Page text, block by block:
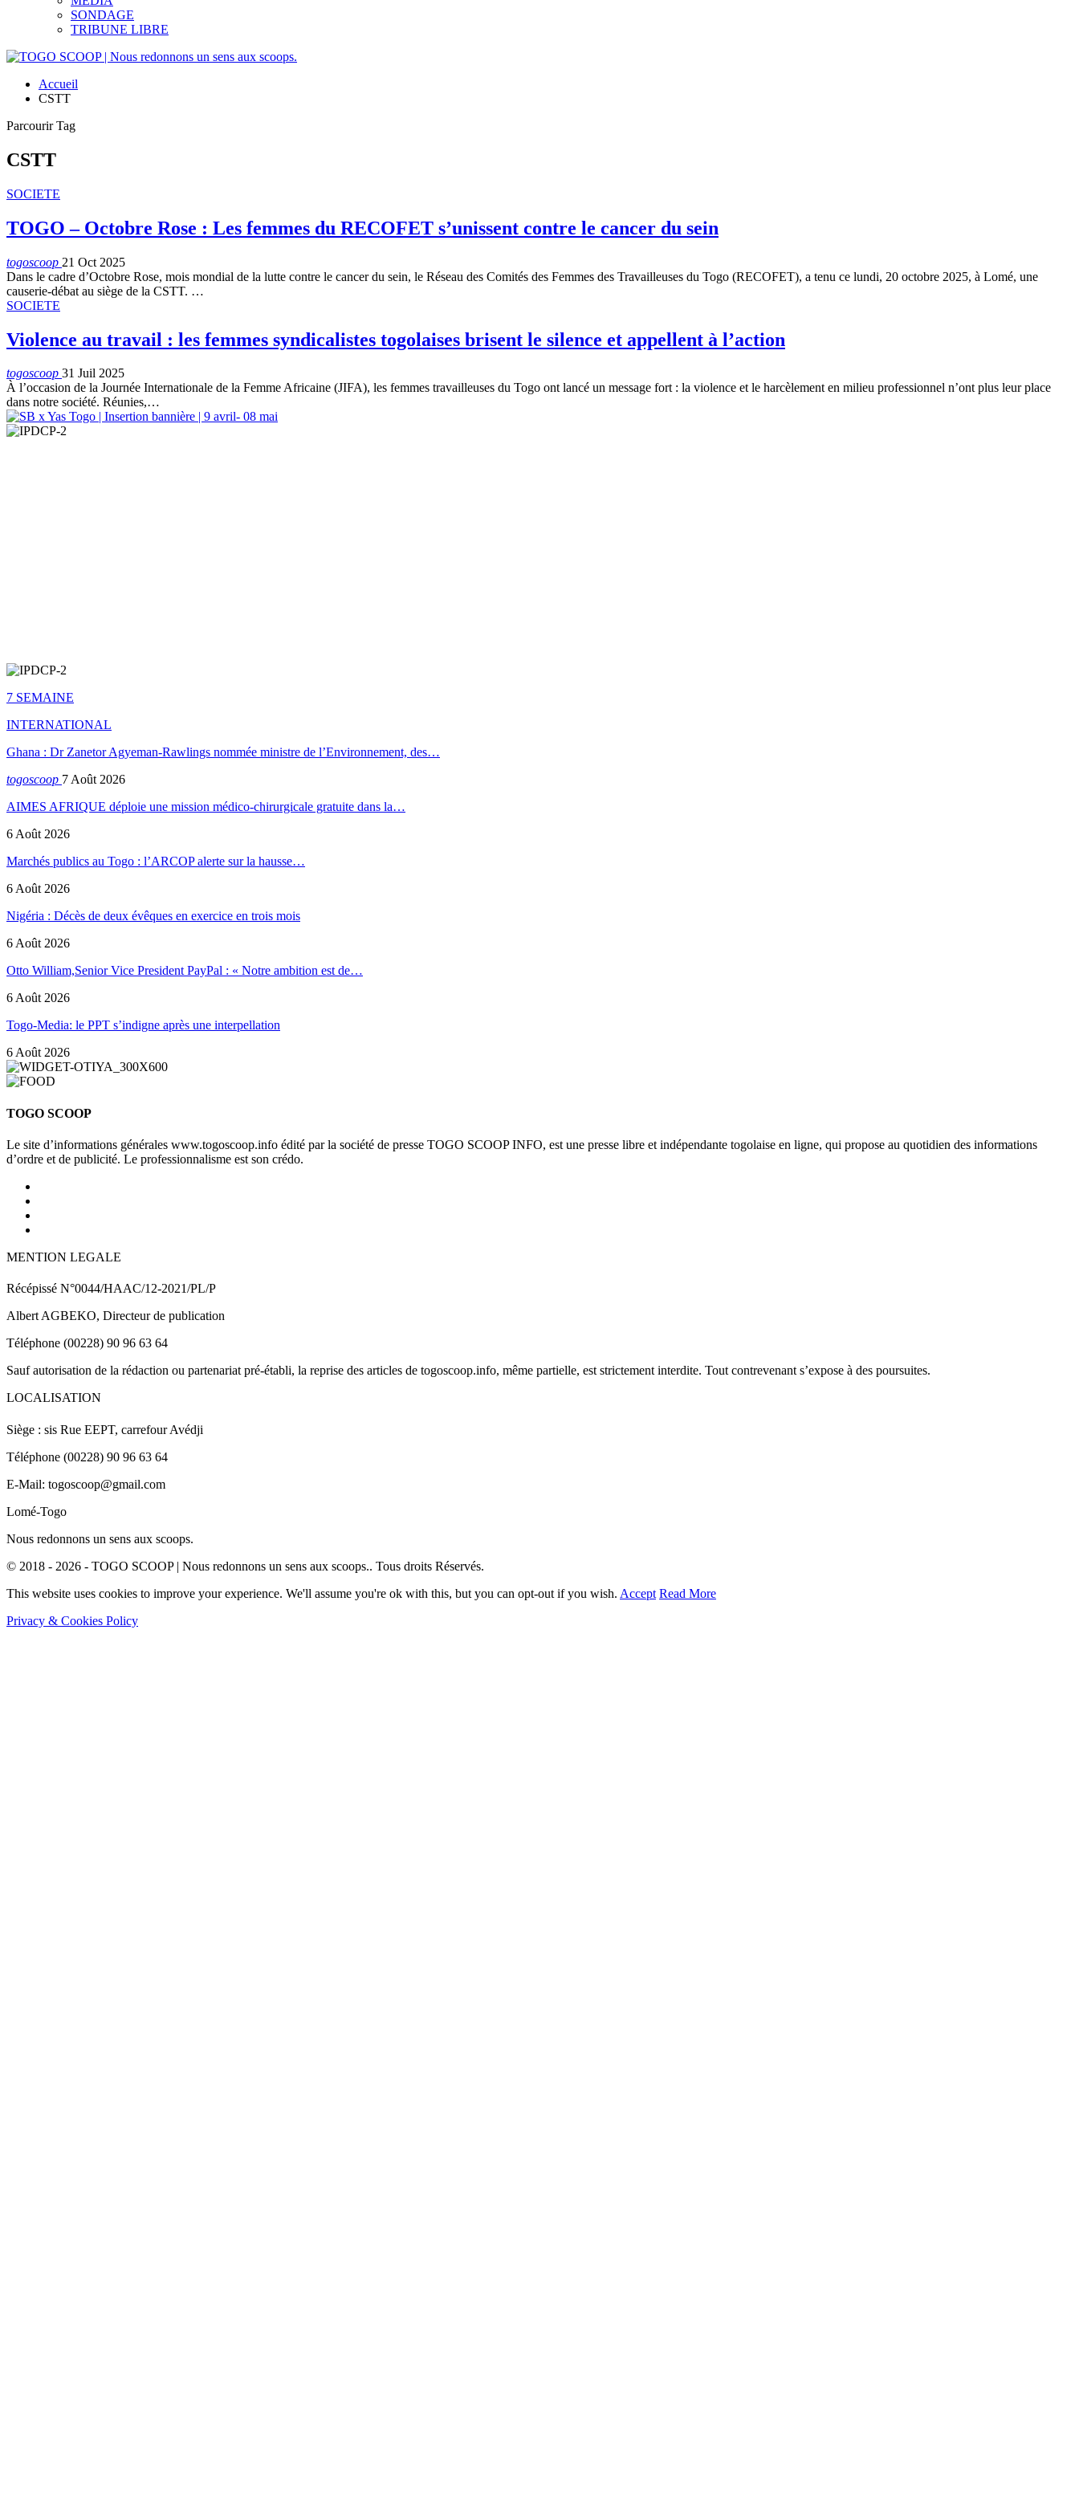
SONDAGE
TRIBUNE LIBRE
Accueil
CSTT
Parcourir Tag
CSTT
SOCIETE
TOGO – Octobre Rose : Les femmes du RECOFET s’unissent contre le cancer du sein
togoscoop 21 Oct 2025
Dans le cadre d’Octobre Rose, mois mondial de la lutte contre le cancer du sein, le Réseau des Comités des Femmes des Travailleuses du Togo (RECOFET), a tenu ce lundi, 20 octobre 2025, à Lomé, une
causerie-débat au siège de la CSTT. …
SOCIETE
Violence au travail : les femmes syndicalistes togolaises brisent le silence et appellent à l’action
togoscoop 31 Juil 2025
À l’occasion de la Journée Internationale de la Femme Africaine (JIFA), les femmes travailleuses du Togo ont lancé un message fort : la violence et le harcèlement en milieu professionnel n’ont plus leur place
dans notre société. Réunies,…
7 SEMAINE
INTERNATIONAL
Ghana : Dr Zanetor Agyeman-Rawlings nommée ministre de l’Environnement, des…
togoscoop 7 Août 2026
AIMES AFRIQUE déploie une mission médico-chirurgicale gratuite dans la…
6 Août 2026
Marchés publics au Togo : l’ARCOP alerte sur la hausse…
6 Août 2026
Nigéria : Décès de deux évêques en exercice en trois mois
6 Août 2026
Otto William,Senior Vice President PayPal : « Notre ambition est de…
6 Août 2026
Togo-Media: le PPT s’indigne après une interpellation
6 Août 2026
TOGO SCOOP
Le site d’informations générales www.togoscoop.info édité par la société de presse TOGO SCOOP INFO, est une presse libre et indépendante togolaise en ligne, qui propose au quotidien des informations
d’ordre et de publicité. Le professionnalisme est son crédo.
MENTION LEGALE
Récépissé N°0044/HAAC/12-2021/PL/P
Albert AGBEKO, Directeur de publication
Téléphone (00228) 90 96 63 64
Sauf autorisation de la rédaction ou partenariat pré-établi, la reprise des articles de togoscoop.info, même partielle, est strictement interdite. Tout contrevenant s’expose à des poursuites.
LOCALISATION
Siège : sis Rue EEPT, carrefour Avédji
Téléphone (00228) 90 96 63 64
E-Mail: togoscoop@gmail.com
Lomé-Togo
Nous redonnons un sens aux scoops.
© 2018 - 2026 - TOGO SCOOP | Nous redonnons un sens aux scoops.. Tous droits Réservés.
This website uses cookies to improve your experience. We'll assume you're ok with this, but you can opt-out if you wish. Accept Read More
Privacy & Cookies Policy